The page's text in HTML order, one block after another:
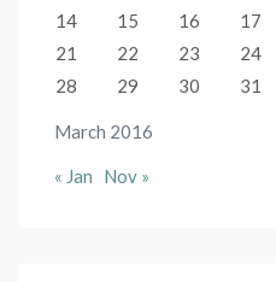
March 2016
14
15 16 17
21
22 23 24
28
29 30 31
« Jan Nov »